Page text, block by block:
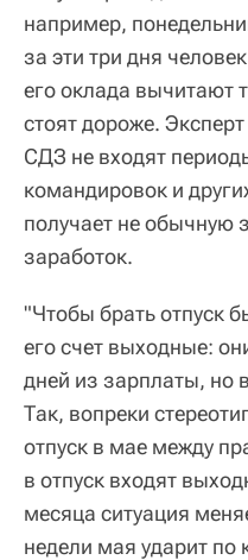
например,
за эти три дня
его оклада вычитают
стоят дороже.
СДЗ не входят
командировок и
получает не обычную
заработок.
"Чтобы брать отпуск
его счет выходные:
дней из зарплаты, но
Так, вопреки
отпуск в мае между
в отпуск входят
месяца ситуация
недели мая ударит по